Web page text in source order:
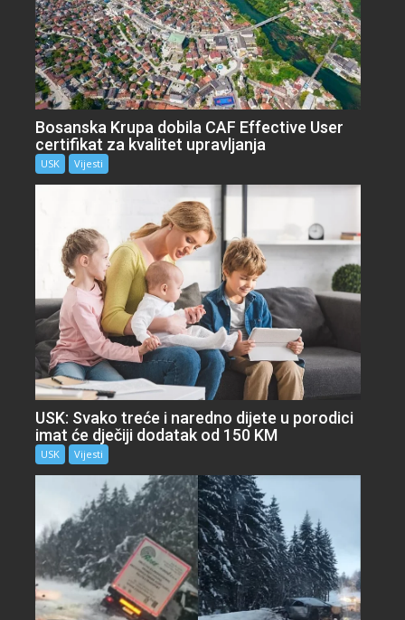
Bosanska Krupa dobila CAF Effective User
certifikat za kvalitet upravljanja
USK Vijesti
USK: Svako treće i naredno dijete u porodici
imat će dječiji dodatak od 150 KM
USK Vijesti